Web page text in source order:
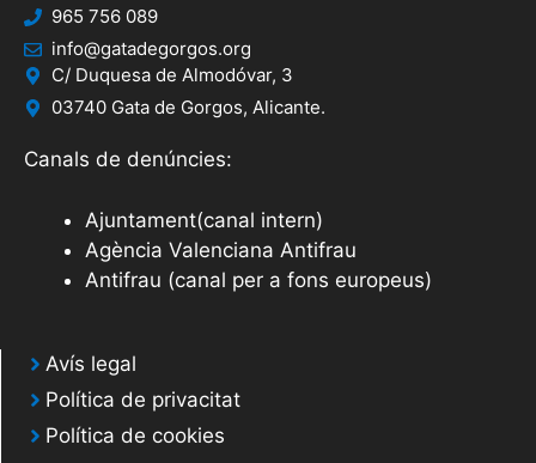
965 756 089
info@gatadegorgos.org
C/ Duquesa de Almodóvar, 3
03740 Gata de Gorgos, Alicante.
Canals de denúncies:
Ajuntament(canal intern)
Agència Valenciana Antifrau
Antifrau (canal per a fons europeus)
Avís legal
Política de privacitat
Política de cookies